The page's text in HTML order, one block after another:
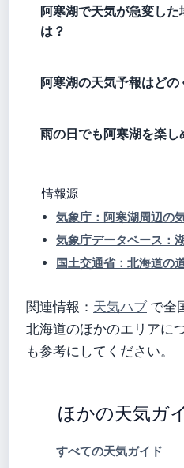
阿寒湖で天気が急変し
は？
阿寒湖の天気予報はどの
雨の日でも阿寒湖を楽し
情報源
気象庁：阿寒湖周辺の
気象庁データベース：
国土交通省：北海道の
関連情報： 天気ハブ で全
北海道のほかのエリアに
も参考にしてください。
ほかの天気ガ
すべての天気ガイド